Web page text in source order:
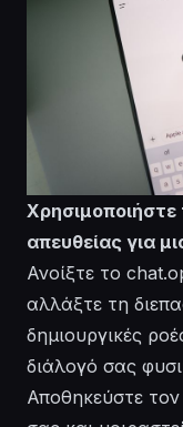
Χρησιμοποιήστε
απευθείας για
Ανοίξτε το
αλλάξτε τη
δημιουργικές
διάλογό σας
Αποθηκεύστε τον